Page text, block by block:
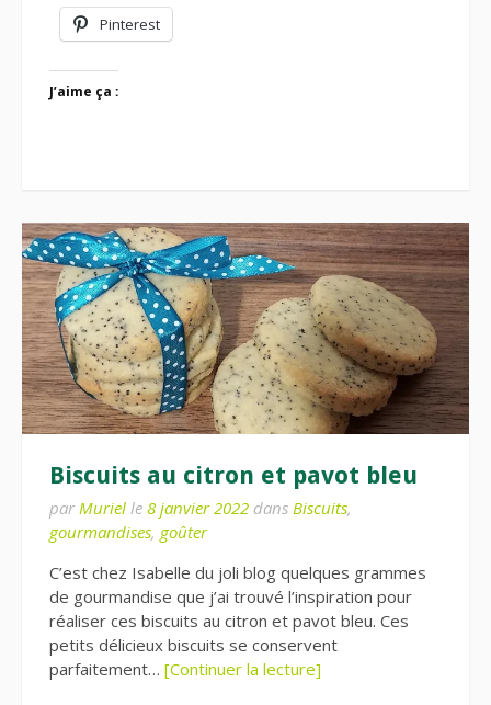
Pinterest
J’aime ça :
Biscuits au citron et pavot bleu
par Muriel le 8 janvier 2022 dans Biscuits,
gourmandises, goûter
C’est chez Isabelle du joli blog quelques grammes
de gourmandise que j’ai trouvé l’inspiration pour
réaliser ces biscuits au citron et pavot bleu. Ces
petits délicieux biscuits se conservent
parfaitement… [Continuer la lecture]